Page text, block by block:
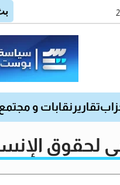
تقارير نقابات و
لحقوق